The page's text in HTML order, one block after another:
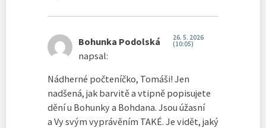
Bohunka Podolská
napsal:
26. 5. 2026
(10:05)
Nádherné počteníčko, Tomáši! Jen
nadšená, jak barvitě a vtipně popisujete
dění u Bohunky a Bohdana. Jsou úžasní
a Vy svým vyprávěním TAKÉ. Je vidět, jaký